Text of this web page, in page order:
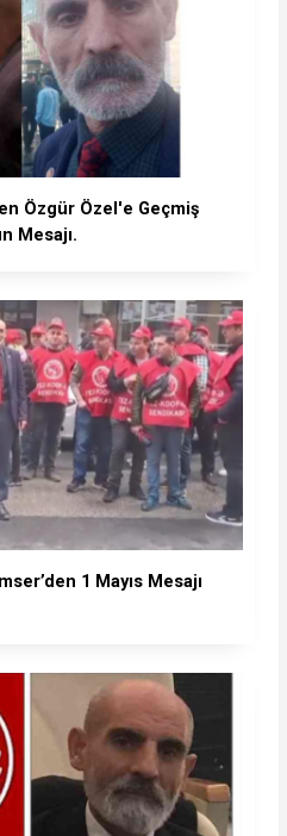
Özgür Özel'e Geçmiş
Mesajı.
1 Mayıs Mesajı